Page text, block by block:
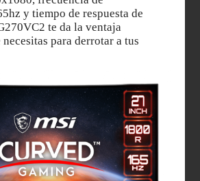
y tiempo de respuesta de
te da la ventaja
para derrotar a tus